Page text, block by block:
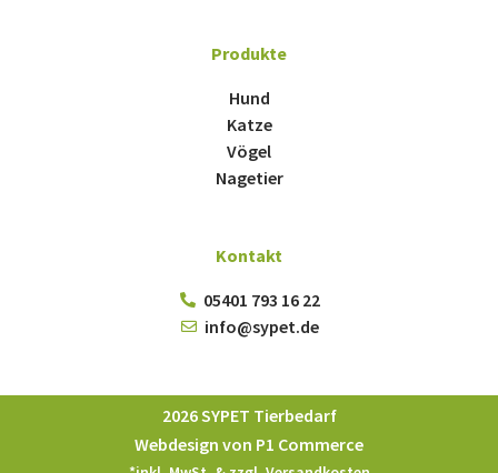
Produkte
Hund
Katze
Vögel
Nagetier
Kontakt
05401 793 16 22
info@sypet.de
2026 SYPET Tierbedarf
Webdesign von P1 Commerce